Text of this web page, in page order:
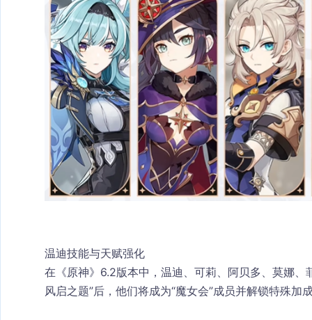
温迪技能与天赋强化
在《原神》6.2版本中，温迪、可莉、阿贝多、莫娜、
风启之题”后，他们将成为“魔女会”成员并解锁特殊加